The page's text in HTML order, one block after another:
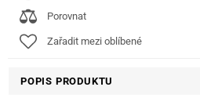
Porovnat
Zařadit mezi oblíbené
POPIS PRODUKTU